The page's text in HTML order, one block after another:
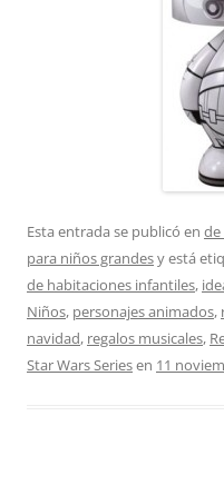
Esta entrada se publicó en de
para niños grandesy está
de habitaciones infantiles,
Niños, personajes animados,
navidad, regalos musicales,
Star Wars Seriesen 11